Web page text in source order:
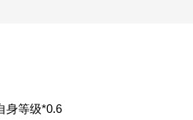
身等级*0.6